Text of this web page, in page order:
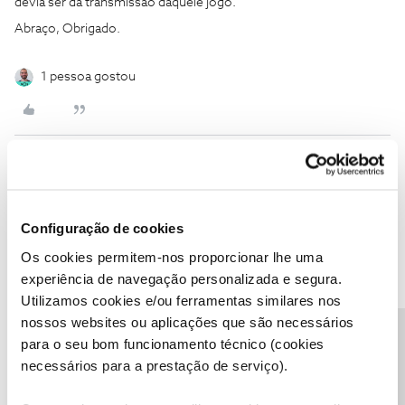
Configuração de cookies
Os cookies permitem-nos proporcionar lhe uma
experiência de navegação personalizada e segura.
Utilizamos cookies e/ou ferramentas similares nos
nossos websites ou aplicações que são necessários
para o seu bom funcionamento técnico (cookies
necessários para a prestação de serviço).
devia ser da transmissão daquele jogo.
Abraço, Obrigado.
1 pessoa gostou
Finalmente um canal que vai de encontro à tendência e justiça.
ainda mais. A cultura também começa por aqui.
Boa aposta sem dúvida 🫡😉
1 pessoa gostou